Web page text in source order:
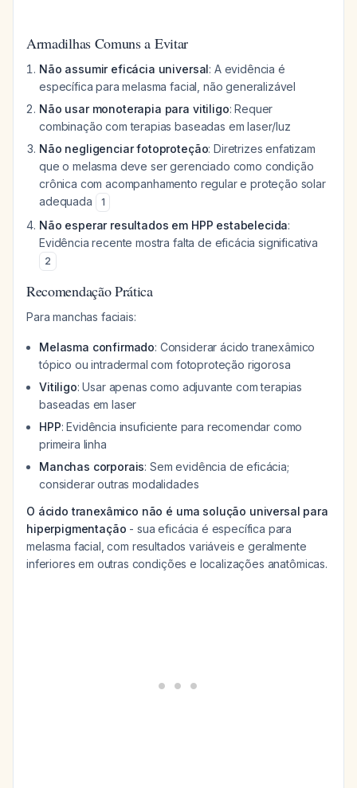
Armadilhas Comuns a Evitar
Não assumir eficácia universal: A evidência é
específica para melasma facial, não generalizável
Não usar monoterapia para vitiligo: Requer
combinação com terapias baseadas em laser/luz
Não negligenciar fotoproteção: Diretrizes enfatizam
que o melasma deve ser gerenciado como condição
crônica com acompanhamento regular e proteção solar
adequada
1
Não esperar resultados em HPP estabelecida:
Evidência recente mostra falta de eficácia significativa
2
Recomendação Prática
Para manchas faciais:
Melasma confirmado: Considerar ácido tranexâmico
tópico ou intradermal com fotoproteção rigorosa
Vitiligo: Usar apenas como adjuvante com terapias
baseadas em laser
HPP: Evidência insuficiente para recomendar como
primeira linha
Manchas corporais: Sem evidência de eficácia;
considerar outras modalidades
O ácido tranexâmico não é uma solução universal para
hiperpigmentação - sua eficácia é específica para
melasma facial, com resultados variáveis e geralmente
inferiores em outras condições e localizações anatômicas.